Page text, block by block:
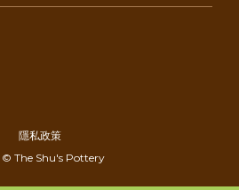
隱私政策
© The Shu's Pottery